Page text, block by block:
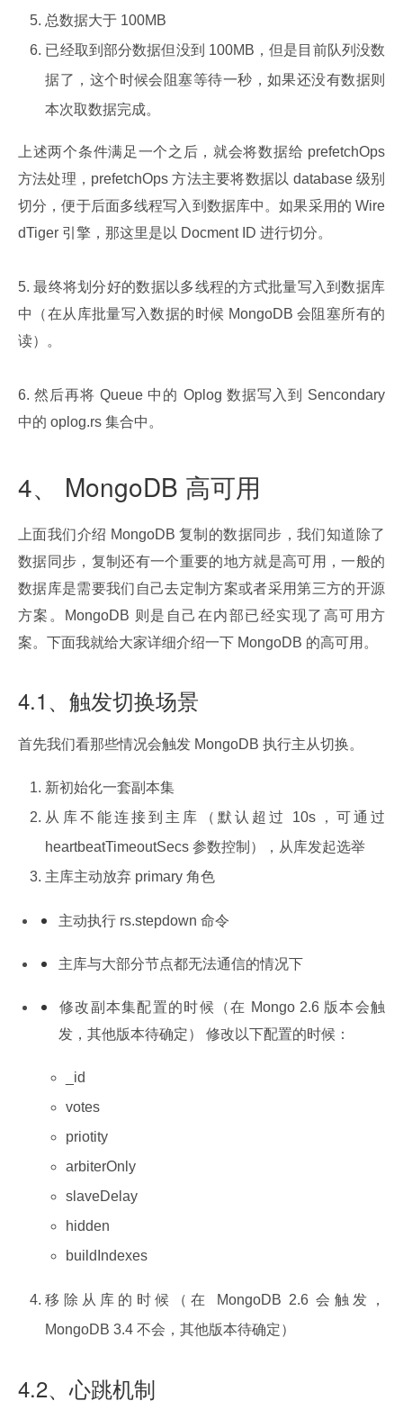
总数据大于 100MB
已经取到部分数据但没到 100MB，但是目前队列没数
据了，这个时候会阻塞等待一秒，如果还没有数据则
本次取数据完成。
上述两个条件满足一个之后，就会将数据给 prefetchOps
方法处理，prefetchOps 方法主要将数据以 database 级别
切分，便于后面多线程写入到数据库中。如果采用的 Wire
dTiger 引擎，那这里是以 Docment ID 进行切分。
5. 最终将划分好的数据以多线程的方式批量写入到数据库
中（在从库批量写入数据的时候 MongoDB 会阻塞所有的
读）。
6. 然后再将 Queue 中的 Oplog 数据写入到 Sencondary
中的 oplog.rs 集合中。
4、 MongoDB 高可用
上面我们介绍 MongoDB 复制的数据同步，我们知道除了
数据同步，复制还有一个重要的地方就是高可用，一般的
数据库是需要我们自己去定制方案或者采用第三方的开源
方案。MongoDB 则是自己在内部已经实现了高可用方
案。下面我就给大家详细介绍一下 MongoDB 的高可用。
4.1、触发切换场景
首先我们看那些情况会触发 MongoDB 执行主从切换。
新初始化一套副本集
从库不能连接到主库（默认超过 10s，可通过
heartbeatTimeoutSecs 参数控制），从库发起选举
主库主动放弃 primary 角色
主动执行 rs.stepdown 命令
主库与大部分节点都无法通信的情况下
修改副本集配置的时候（在 Mongo 2.6 版本会触
发，其他版本待确定） 修改以下配置的时候：
_id
votes
priotity
arbiterOnly
slaveDelay
hidden
buildIndexes
移除从库的时候（在 MongoDB 2.6 会触发，
MongoDB 3.4 不会，其他版本待确定）
4.2、心跳机制